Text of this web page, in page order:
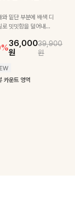
와 밑단 부분에 배색 디
로 밋밋함을 덜어내고
재로 구김 걱정없이 즐
수 있는 블라우스랍니
36,000
원
39,900
원
카운트 영역
한 핏으로 편하게 착용
한 심플&베이직 무드의
!레터리 펜던트로 고급
:D 원
원
카운트 영역
바지SET
감↑/구김↓]가볍게
만 해도 코디가 완성되
퍼지는 프릴 날개 소매
아한 포인트를 더해드
💕 잔잔한 링클 텍스
재와 편안한 허리밴딩
하루 종일 산뜻하고 쾌
29,900
원
33,900
원
카운트 영역